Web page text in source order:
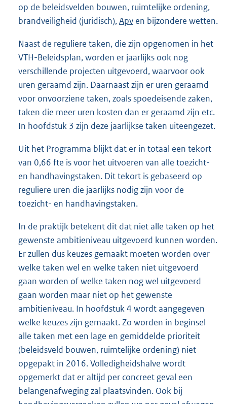
op de beleidsvelden bouwen, ruimtelijke ordening,
brandveiligheid (juridisch),Apv en bijzondere wetten.
Naast de reguliere taken, die zijn opgenomen in het
VTH-Beleidsplan, worden er jaarlijks ook nog
verschillende projecten uitgevoerd, waarvoor ook
uren geraamd zijn. Daarnaast zijn er uren geraamd
voor onvoorziene taken, zoals spoedeisende zaken,
taken die meer uren kosten dan er geraamd zijn etc.
In hoofdstuk 3 zijn deze jaarlijkse taken uiteengezet.
Uit het Programma blijkt dat er in totaal een tekort
van 0,66 fte is voor het uitvoeren van alle toezicht-
en handhavingstaken. Dit tekort is gebaseerd op
reguliere uren die jaarlijks nodig zijn voor de
toezicht- en handhavingstaken.
In de praktijk betekent dit dat niet alle taken op het
gewenste ambitieniveau uitgevoerd kunnen worden.
Er zullen dus keuzes gemaakt moeten worden over
welke taken wel en welke taken niet uitgevoerd
gaan worden of welke taken nog wel uitgevoerd
gaan worden maar niet op het gewenste
ambitieniveau. In hoofdstuk 4 wordt aangegeven
welke keuzes zijn gemaakt. Zo worden in beginsel
alle taken met een lage en gemiddelde prioriteit
(beleidsveld bouwen, ruimtelijke ordening) niet
opgepakt in 2016. Volledigheidshalve wordt
opgemerkt dat er altijd per concreet geval een
belangenafweging zal plaatsvinden. Ook bij